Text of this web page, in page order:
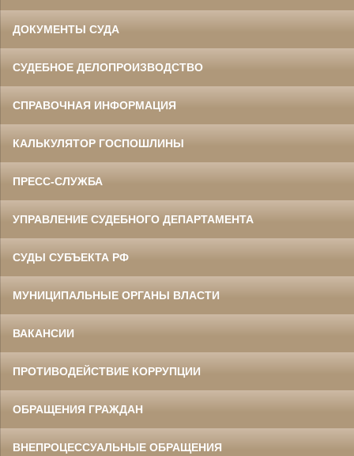
ДОКУМЕНТЫ СУДА
СУДЕБНОЕ ДЕЛОПРОИЗВОДСТВО
СПРАВОЧНАЯ ИНФОРМАЦИЯ
КАЛЬКУЛЯТОР ГОСПОШЛИНЫ
ПРЕСС-СЛУЖБА
УПРАВЛЕНИЕ СУДЕБНОГО ДЕПАРТАМЕНТА
СУДЫ СУБЪЕКТА РФ
МУНИЦИПАЛЬНЫЕ ОРГАНЫ ВЛАСТИ
ВАКАНСИИ
ПРОТИВОДЕЙСТВИЕ КОРРУПЦИИ
ОБРАЩЕНИЯ ГРАЖДАН
ВНЕПРОЦЕССУАЛЬНЫЕ ОБРАЩЕНИЯ